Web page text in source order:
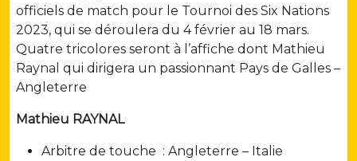
officiels de match pour le Tournoi des Six Nations
2023, qui se déroulera du 4 février au 18 mars.
Quatre tricolores seront à l’affiche dont Mathieu
Raynal qui dirigera un passionnant Pays de Galles –
Angleterre
Mathieu RAYNAL
Arbitre de touche : Angleterre – Italie